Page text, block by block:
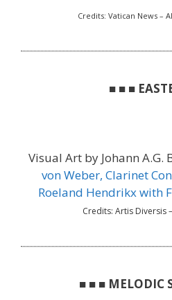
Credits: Vatican News –
■ ■ ■
Visual Art by Johann A.G.
von Weber, Clarinet
Roeland Hendrikx with
Credits: Artis Diversis
■ ■ ■ MELODIC